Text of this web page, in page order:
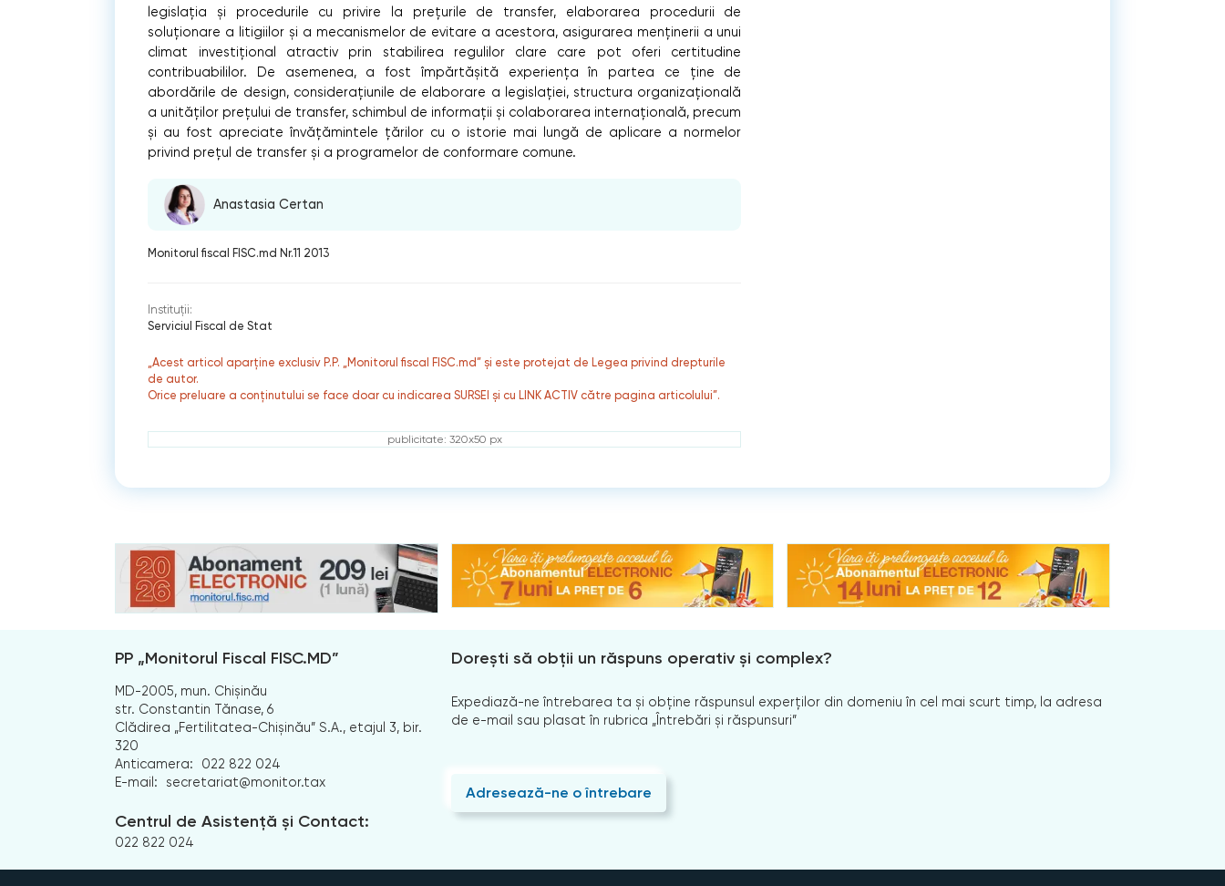
legislaţia şi procedurile cu privire la preţurile de transfer, elaborarea procedurii de
soluţionare a litigiilor şi a mecanismelor de evitare a acestora, asigurarea menţinerii a unui
climat investiţional atractiv prin stabilirea regulilor clare care pot oferi certitudine
contribuabililor. De asemenea, a fost împărtăşită experienţa în partea ce ţine de
abordările de design, consideraţiunile de elaborare a legislaţiei, structura organizaţională
a unităţilor preţului de transfer, schimbul de informaţii şi colaborarea internaţională, precum
și au fost apreciate învăţămintele ţărilor cu o istorie mai lungă de aplicare a normelor
privind preţul de transfer şi a programelor de conformare comune.
Anastasia Certan
Monitorul fiscal FISC.md Nr.11 2013
Instituții:
Serviciul Fiscal de Stat
„Acest articol aparține exclusiv P.P. „Monitorul fiscal FISC.md” și este protejat de Legea privind drepturile
de autor.
Orice preluare a conținutului se face doar cu indicarea SURSEI și cu LINK ACTIV către pagina articolului”.
publicitate: 320x50 px
PP „Monitorul Fiscal FISC.MD”
MD-2005, mun. Chișinău
str. Constantin Tănase, 6
Clădirea „Fertilitatea-Chișinău” S.A., etajul 3, bir.
320
Anticamera:
022 822 024
E-mail:
secretariat@monitor.tax
Centrul de Asistență și Contact:
022 822 024
Dorești să obții un răspuns operativ și complex?
Expediază-ne întrebarea ta și obține răspunsul experților din domeniu în cel mai scurt timp, la adresa
de e-mail sau plasat în rubrica „Întrebări și răspunsuri”
Adresează-ne o întrebare